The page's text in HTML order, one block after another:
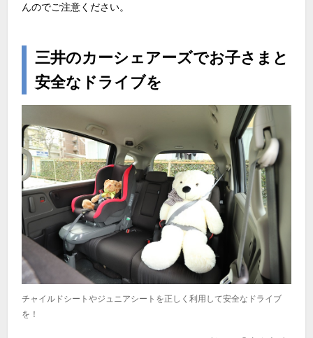
んのでご注意ください。
三井のカーシェアーズでお子さまと
安全なドライブを
チャイルドシートやジュニアシートを正しく利用して安全なドライブ
を！